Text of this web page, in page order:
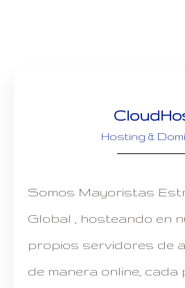
Hosting &
Somos Mayoristas
Global , hosteando en
propios servidores de
de manera online, cada